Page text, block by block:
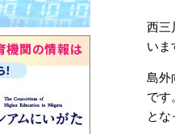
西三
いま
島外
です
とな